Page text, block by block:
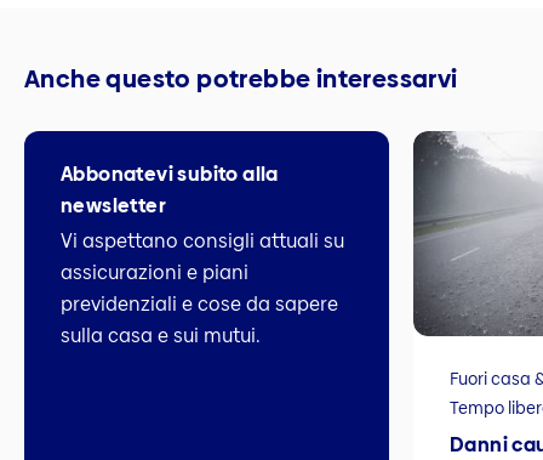
Anche questo potrebbe interessarvi
Abbonatevi subito alla
newsletter
Vi aspettano consigli attuali su
assicurazioni e piani
previdenziali e cose da sapere
sulla casa e sui mutui.
Fuori casa
Tempo
Danni